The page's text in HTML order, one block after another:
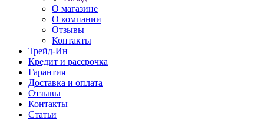
О магазине
О компании
Отзывы
Контакты
Трейд-Ин
Кредит и рассрочка
Гарантия
Доставка и оплата
Отзывы
Контакты
Статьи